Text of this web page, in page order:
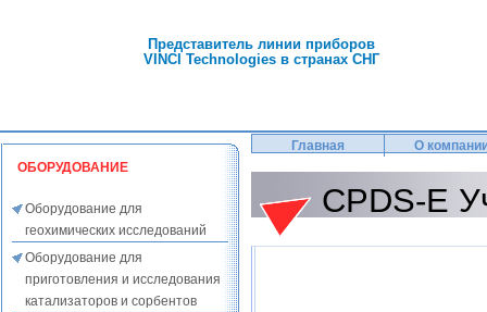
Представитель линии приборов
VINCI Technologies в странах СНГ
ОБОРУДОВАНИЕ
Оборудование для
геохимических исследований
Оборудование для
приготовления и исследования
катализаторов и сорбентов
Главная О
CPDS-E